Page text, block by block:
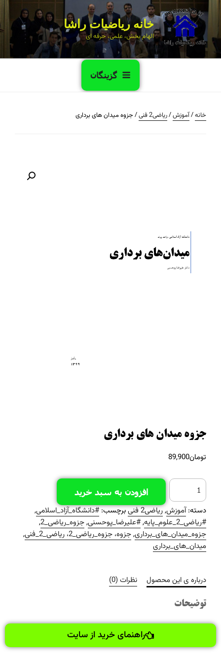
خانه ریاضیات راشا
الهام بخش، علمی، حرفه ای
گزینگان
خانه/آموزش/ریاضی2 فنی / جزوه میدان های برداری
جزوه میدان های برداری
تومان89,900
افزودن به سبد خرید
دسته:آموزش,ریاضی2 فنی برچسب:#دانشگاه_آزاد_اسلامی,
#ریاضی_2_علوم_پایه
,#علیرضا_پوحسنی,جزوه_ریاضی_2 ,
جزوه_میدان_های_برداری,جزوه، جزوه_ریاضی_2، ریاضی_2_فنی
,
میدان_های_برداری
درباره ی این محصول نظرات (0)
توضیحات
راهنمای خرید از سایت